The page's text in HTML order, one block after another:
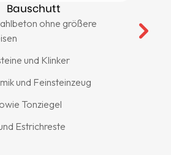
Bauschutt
ohne größere
und Klinker
und Feinsteinzeug
Tonziegel
Estrichreste